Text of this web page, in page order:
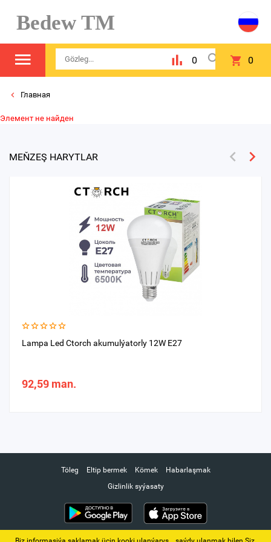
Bedew TM
0 0
Главная
Элемент не найден
MEŇZEŞ HARYTLAR
Lampa Led Ctorch akumulýatorly 12W E27
92,59 man.
Töleg Eltip bermek Kömek
Habarlaşmak
Gizlinlik syýasaty